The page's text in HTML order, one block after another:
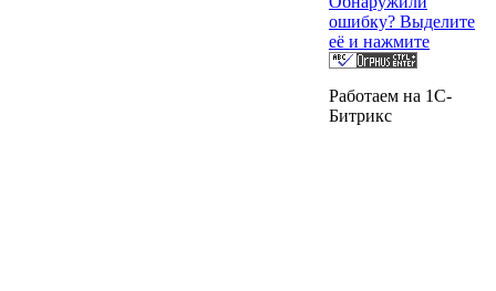
ошибку? Выделите
её и нажмите
Работаем на 1C-
Битрикс